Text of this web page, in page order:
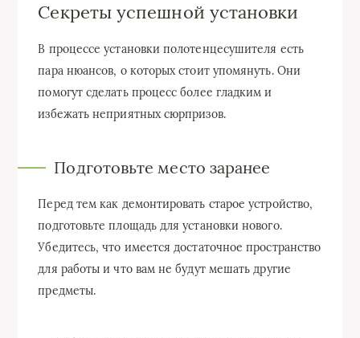
Секреты успешной установки
В процессе установки полотенцесушителя есть
пара нюансов, о которых стоит упомянуть. Они
помогут сделать процесс более гладким и
избежать неприятных сюрпризов.
Подготовьте место заранее
Перед тем как демонтировать старое устройство,
подготовьте площадь для установки нового.
Убедитесь, что имеется достаточное пространство
для работы и что вам не будут мешать другие
предметы.